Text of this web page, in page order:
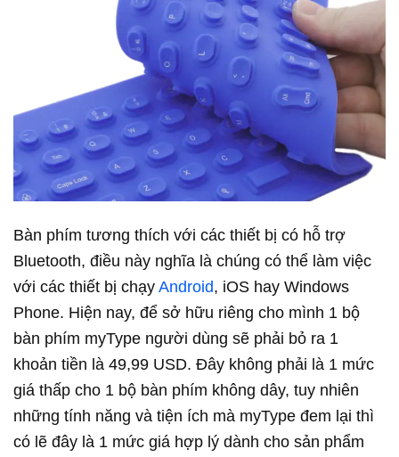
Bàn phím tương thích với các thiết bị có hỗ trợ
Bluetooth, điều này nghĩa là chúng có thể làm việc
với các thiết bị chạy Android, iOS hay Windows
Phone. Hiện nay, để sở hữu riêng cho mình 1 bộ
bàn phím myType người dùng sẽ phải bỏ ra 1
khoản tiền là 49,99 USD. Đây không phải là 1 mức
giá thấp cho 1 bộ bàn phím không dây, tuy nhiên
những tính năng và tiện ích mà myType đem lại thì
có lẽ đây là 1 mức giá hợp lý dành cho sản phẩm